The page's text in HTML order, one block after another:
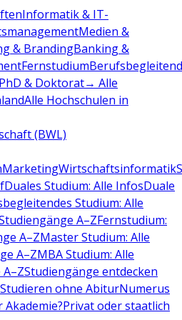
Informatik & IT-
Medien &
& BrandingBanking &
FernstudiumBerufsbegleitend
PhD & Doktorat→ Alle
Alle Hochschulen in
(BWL)
MarketingWirtschaftsinformatik
Duales Studium: Alle InfosDuale
Studium: Alle
A–ZFernstudium:
A–ZMaster Studium: Alle
A–ZMBA Studium: Alle
Studiengänge entdecken
Studieren ohne AbiturNumerus
Akademie?Privat oder staatlich